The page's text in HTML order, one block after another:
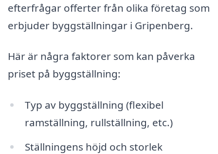
efterfrågar offerter från olika företag som
erbjuder byggställningar i Gripenberg.
Här är några faktorer som kan påverka
priset på byggställning:
Typ av byggställning (flexibel
ramställning, rullställning, etc.)
Ställningens höjd och storlek